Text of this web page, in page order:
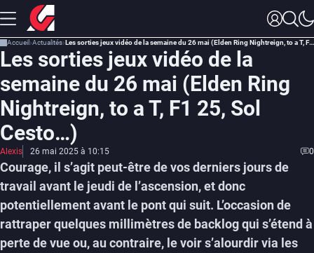
Accueil Actualités Les sorties jeux vidéo de la semaine du 26 mai (Elden Ring Nightreign, to a T, F1 25, Sol Cesto…)
Les sorties jeux vidéo de la
semaine du 26 mai (Elden Ring
Nightreign, to a T, F1 25, Sol
Cesto…)
Alexis 26 mai 2025 à 10:15 0
Courage, il s’agit peut-être de vos derniers jours de
travail avant le jeudi de l’ascension, et donc
potentiellement avant le pont qui suit. L’occasion de
rattraper quelques millimètres de backlog qui s’étend à
perte de vue ou, au contraire, le voir s’alourdir via les